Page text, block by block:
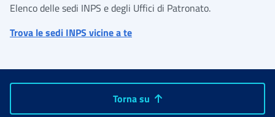
Elenco delle sedi INPS e degli Uffici di Patronato.
Trova le sedi INPS vicine a te
Torna su